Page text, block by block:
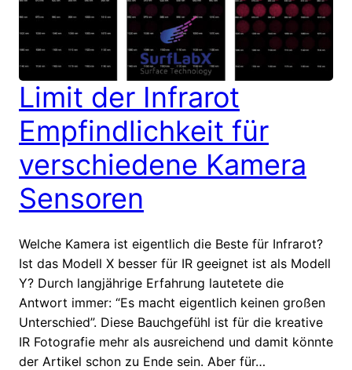
Limit der Infrarot
Empfindlichkeit für
verschiedene Kamera
Sensoren
Welche Kamera ist eigentlich die Beste für Infrarot?
Ist das Modell X besser für IR geeignet ist als Modell
Y? Durch langjährige Erfahrung lautetete die
Antwort immer: “Es macht eigentlich keinen großen
Unterschied”. Diese Bauchgefühl ist für die kreative
IR Fotografie mehr als ausreichend und damit könnte
der Artikel schon zu Ende sein. Aber für…